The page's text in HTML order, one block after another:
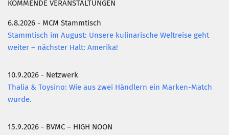
KOMMENDE VERANSTALTUNGEN
6.8.2026 - MCM Stammtisch
Stammtisch im August: Unsere kulinarische Weltreise geht
weiter – nächster Halt: Amerika!
10.9.2026 - Netzwerk
Thalia & Toysino: Wie aus zwei Händlern ein Marken-Match
wurde.
15.9.2026 - BVMC – HIGH NOON